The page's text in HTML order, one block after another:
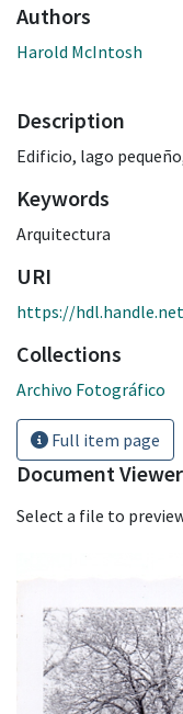
Authors
Harold McIntosh
Description
Edificio, lago
Keywords
Arquitectura
URI
https://
Collections
Archivo Fotográfico
Full item page
Document Viewer
Select a file to